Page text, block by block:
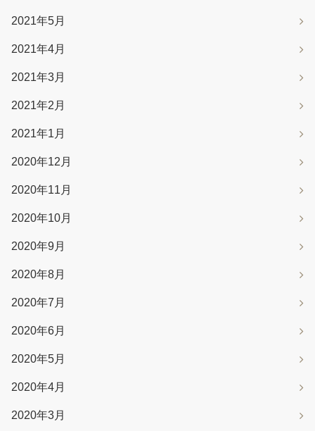
2021年5月
2021年4月
2021年3月
2021年2月
2021年1月
2020年12月
2020年11月
2020年10月
2020年9月
2020年8月
2020年7月
2020年6月
2020年5月
2020年4月
2020年3月